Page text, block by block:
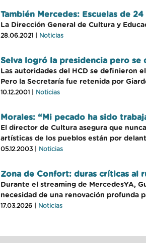
También Mercedes: Escuelas de
La Dirección General de Cultura y
28.06.2021 | Noticias
Selva logró la presidencia pero se
Las autoridades del HCD se definieron
Pero la Secretaría fue retenida por
10.12.2001 | Noticias
Morales: “Mi pecado ha sido
El director de Cultura asegura que
artísticas de los pueblos están por
05.12.2003 | Noticias
Zona de Confort: duras críticas al
Durante el streaming de MercedesYA,
necesidad de una renovación profunda
17.03.2026 | Noticias